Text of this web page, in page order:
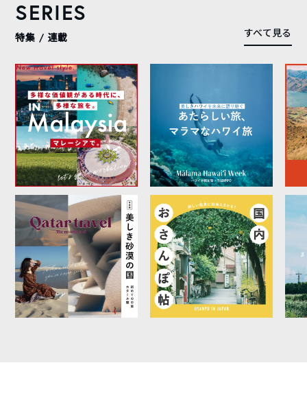
SERIES
特集 / 連載 すべて見る